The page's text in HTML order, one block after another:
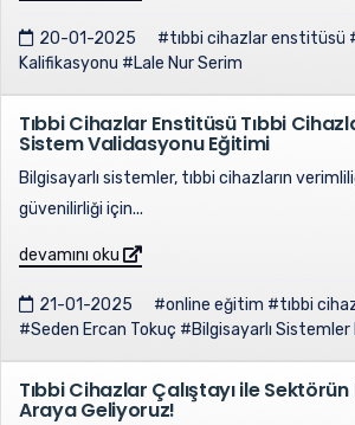
20-01-2025 #tıbbi cihazlar enstitüsü
Kalifikasyonu #Lale Nur Serim
Tıbbi Cihazlar Enstitüsü Tıbbi
Sistem Validasyonu Eğitimi
Bilgisayarlı sistemler, tıbbi cihazların
güvenilirliği için...
devamını oku
21-01-2025 #online eğitim #tıbbi
#Seden Ercan Tokuç #Bilgisayarlı
Tıbbi Cihazlar Çalıştayı ile
Araya Geliyoruz!